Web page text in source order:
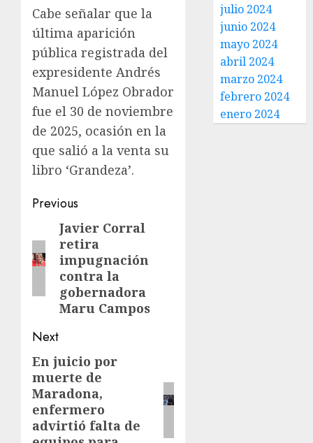
Cabe señalar que la
última aparición
pública registrada del
expresidente Andrés
Manuel López Obrador
fue el 30 de noviembre
de 2025, ocasión en la
que salió a la venta su
libro ‘Grandeza’.
Previous
Javier Corral
retira
impugnación
contra la
gobernadora
Maru Campos
Next
En juicio por
muerte de
Maradona,
enfermero
advirtió falta de
julio 2024
junio 2024
mayo 2024
abril 2024
marzo 2024
febrero 2024
enero 2024